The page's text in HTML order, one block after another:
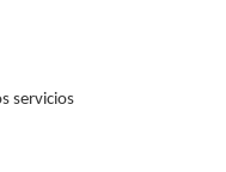
servicios